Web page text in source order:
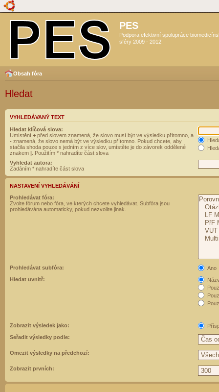
PES
Podpora efektivní spolupráce
sféry 2009 - 2012
Obsah fóra
Hledat
VYHLEDÁVANÝ TEXT
Hledat klíčová slova:
Umístění + před slovem znamená, že slovo musí být ve výsledku přítomno, a
- znamená, že slovo nemá být ve výsledku přítomno. Pokud chcete, aby
stačila shoda pouze s jedním z více slov, umístěte je do závorek oddělené
znakem | . Použitím * nahradíte část slova
Vyhledat autora:
Zadáním * nahradíte část slova
NASTAVENÍ VYHLEDÁVÁNÍ
Prohledávat fóra:
Zvolte fórum nebo fóra, ve kterých chcete vyhledávat. Subfóra jsou
prohledávána automaticky, pokud nezvolíte jinak.
Prohledávat subfóra:
Ano
Hledat uvnitř:
Zobrazit výsledek jako:
Seřadit výsledky podle:
Omezit výsledky na předchozí:
Zobrazit prvních: